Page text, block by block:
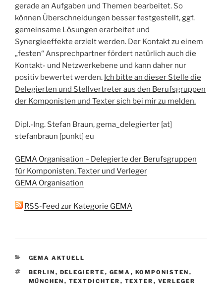
gerade an Aufgaben und Themen bearbeitet. So
können Überschneidungen besser festgestellt, ggf.
gemeinsame Lösungen erarbeitet und
Synergieeffekte erzielt werden. Der Kontakt zu einem
„festen“ Ansprechpartner fördert natürlich auch die
Kontakt- und Netzwerkebene und kann daher nur
positiv bewertet werden. Ich bitte an dieser Stelle die
Delegierten und Stellvertreter aus den Berufsgruppen
der Komponisten und Texter sich bei mir zu melden.
Dipl.-Ing. Stefan Braun, gema_delegierter [at]
stefanbraun [punkt] eu
GEMA Organisation – Delegierte der Berufsgruppen
für Komponisten, Texter und Verleger
GEMA Organisation
RSS-Feed zur Kategorie GEMA
KATEGORIEN
GEMA AKTUELL
SCHLAGWÖRTER
BERLIN , DELEGIERTE , GEMA , KOMPONISTEN ,
MÜNCHEN , TEXTDICHTER , TEXTER , VERLEGER